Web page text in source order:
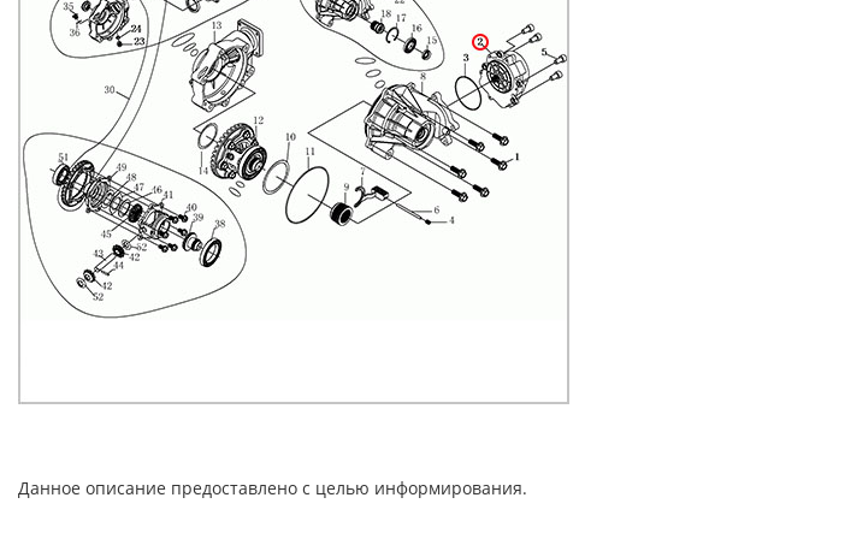
Данное описание предоставлено с целью информирования.